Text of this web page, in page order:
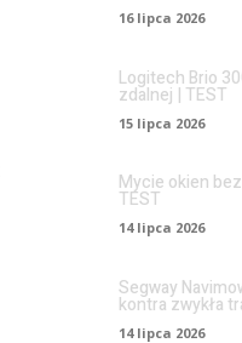
16 lipca 2026
Logitech Brio
zdalnej | TEST
15 lipca 2026
Mycie okien
TEST
14 lipca 2026
Segway
kontra zwykła
14 lipca 2026